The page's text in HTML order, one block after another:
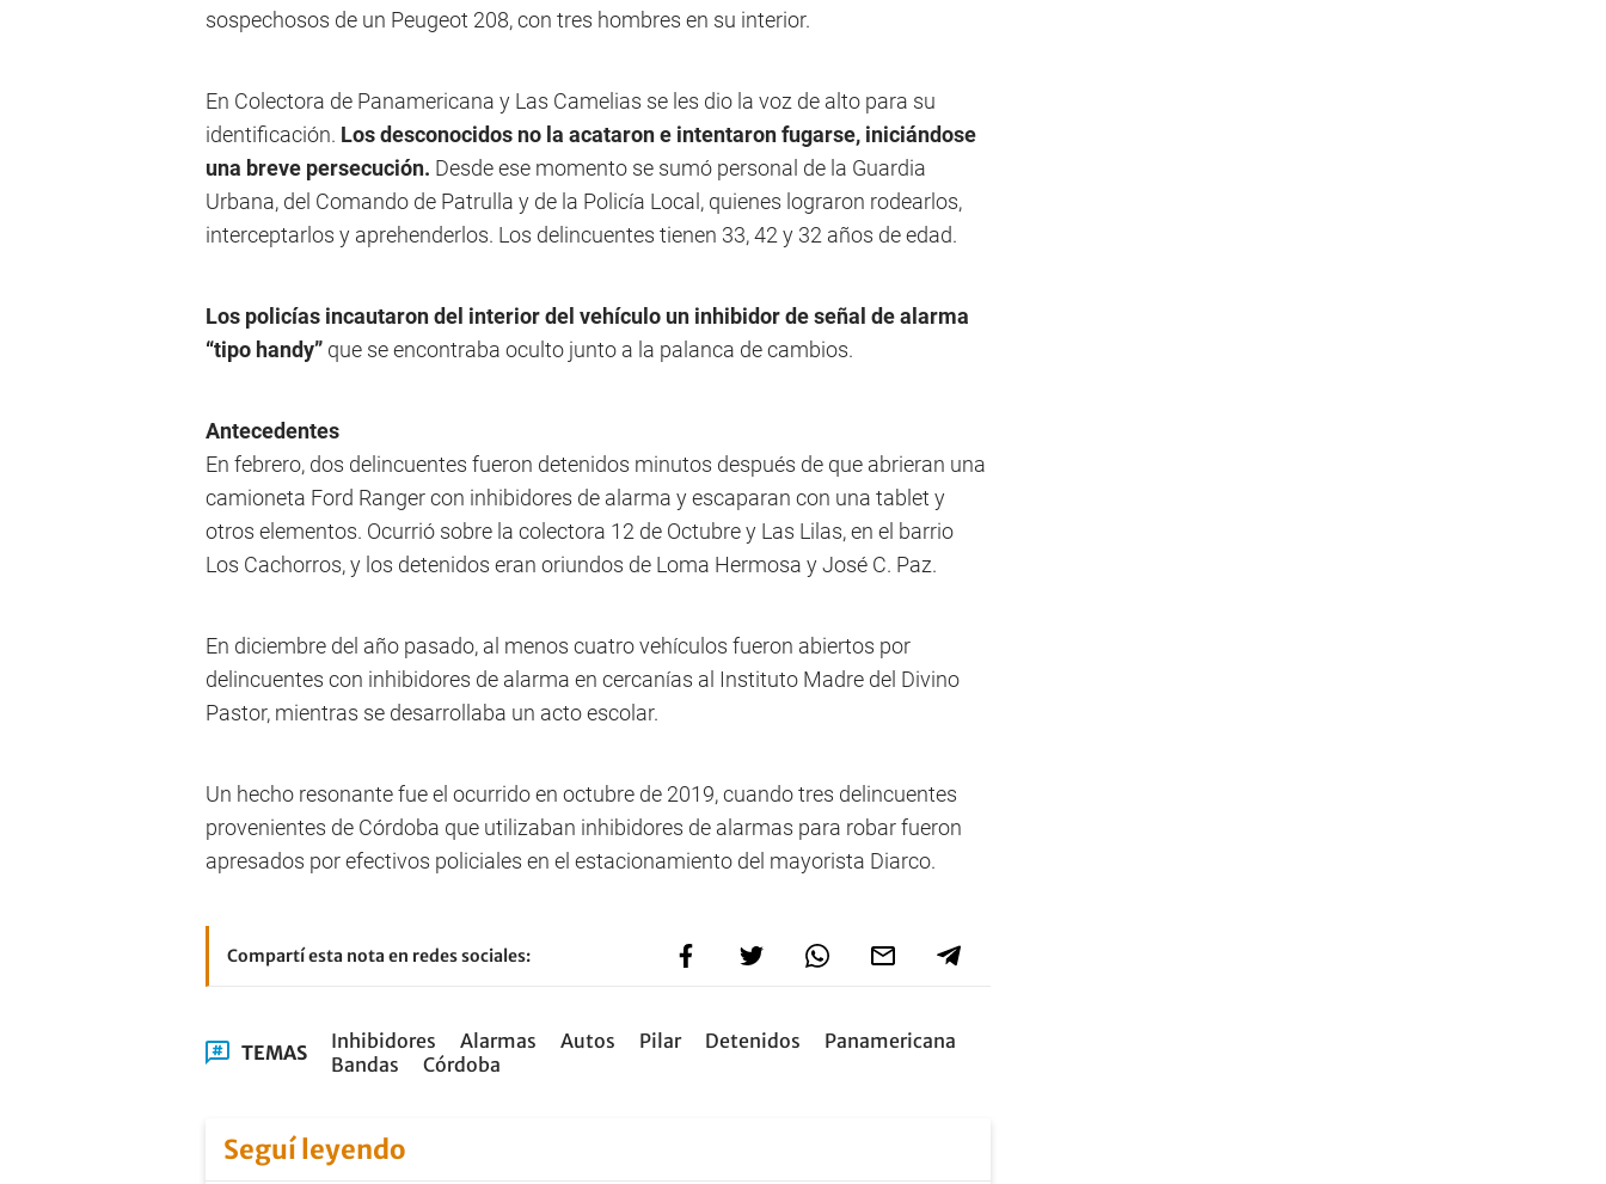
sospechosos de un Peugeot 208, con tres hombres en su interior.
En Colectora de Panamericana y Las Camelias se les dio la voz de alto para su
identificación. Los desconocidos no la acataron e intentaron fugarse, iniciándose
una breve persecución. Desde ese momento se sumó personal de la Guardia
Urbana, del Comando de Patrulla y de la Policía Local, quienes lograron rodearlos,
interceptarlos y aprehenderlos. Los delincuentes tienen 33, 42 y 32 años de edad.
Los policías incautaron del interior del vehículo un inhibidor de señal de alarma
“tipo handy” que se encontraba oculto junto a la palanca de cambios.
Antecedentes
En febrero, dos delincuentes fueron detenidos minutos después de que abrieran una
camioneta Ford Ranger con inhibidores de alarma y escaparan con una tablet y
otros elementos. Ocurrió sobre la colectora 12 de Octubre y Las Lilas, en el barrio
Los Cachorros, y los detenidos eran oriundos de Loma Hermosa y José C. Paz.
En diciembre del año pasado, al menos cuatro vehículos fueron abiertos por
delincuentes con inhibidores de alarma en cercanías al Instituto Madre del Divino
Pastor, mientras se desarrollaba un acto escolar.
Un hecho resonante fue el ocurrido en octubre de 2019, cuando tres delincuentes
provenientes de Córdoba que utilizaban inhibidores de alarmas para robar fueron
apresados por efectivos policiales en el estacionamiento del mayorista Diarco.
Compartí esta nota en redes sociales:
TEMAS Inhibidores Alarmas Autos Pilar Detenidos
Panamericana
Bandas
Córdoba
Seguí leyendo